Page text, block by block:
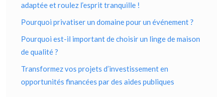
adaptée et roulez l’esprit tranquille !
Pourquoi privatiser un domaine pour un événement ?
Pourquoi est-il important de choisir un linge de maison
de qualité ?
Transformez vos projets d’investissement en
opportunités financées par des aides publiques